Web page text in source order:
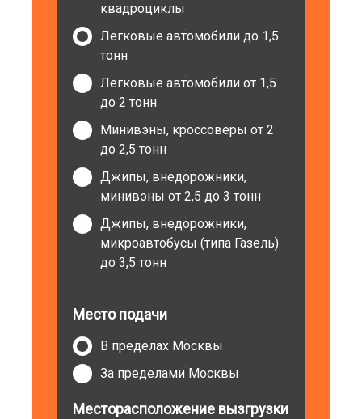
квадроциклы
Легковые автомобили до 1,5
тонн
Легковые автомобили от 1,5
до 2 тонн
Минивэны, кроссоверы от 2
до 2,5 тонн
Джипы, внедорожники,
минивэны от 2,5 до 3 тонн
Джипы, внедорожники,
микроавтобусы (типа Газель)
до 3,5 тонн
Место подачи
В пределах Москвы
За пределами Москвы
Месторасположение вызгрузки